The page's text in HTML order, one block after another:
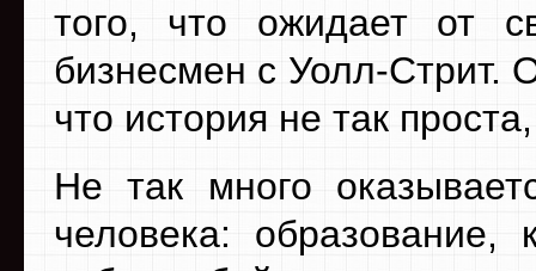
того, что ожидает от
бизнесмен с Уолл-Стрит.
что история не так
Не так много
человека: образование,